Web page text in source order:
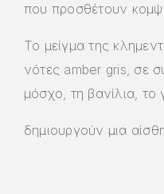
που προσθέτουν
Το μείγμα της
νότες amber gris, σε
μόσχο, τη βανίλια, το
δημιουργούν μια